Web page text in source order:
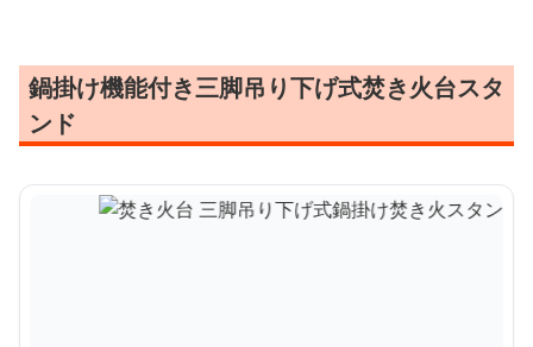
鍋掛け機能付き三脚吊り下げ式焚き火台スタ
ンド